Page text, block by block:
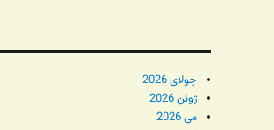
جولای 2026
ژوئن 2026
می 2026